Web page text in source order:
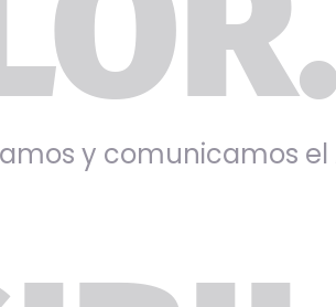
y comunicamos el